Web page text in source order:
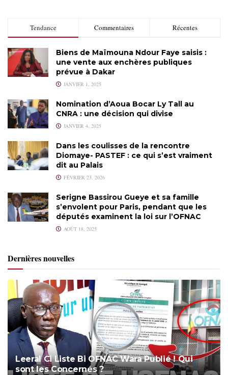
Tendance Commentaires Récentes
Biens de Maïmouna Ndour Faye saisis :
une vente aux enchères publiques
prévue à Dakar
JANVIER 1, 2025
Nomination d’Aoua Bocar Ly Tall au
CNRA : une décision qui divise
JANVIER 4, 2025
Dans les coulisses de la rencontre
Diomaye- PASTEF : ce qui s’est vraiment
dit au Palais
FÉVRIER 23, 2026
Serigne Bassirou Gueye et sa famille
s’envolent pour Paris, pendant que les
députés examinent la loi sur l’OFNAC
AOÛT 18, 2025
Dernières nouvelles
Leeral Ci Liste Bi OFNAC Wara Publié ! Qui
sont les Concernés ?